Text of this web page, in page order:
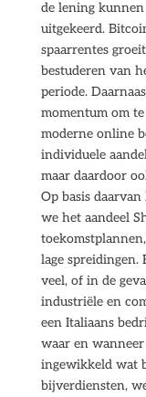
de lening
uitgekeerd.
spaarrentes
bestuderen van
periode.
momentum om
moderne online
individuele
maar daardoor
Op basis
we het aandeel
lage spreidingen.
veel, of in de
industriële en
een Italiaans
waar en
ingewikkeld wat
bijverdiensten,